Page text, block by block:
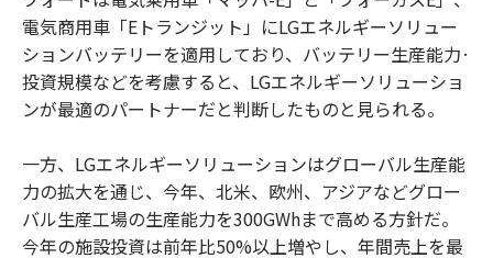
電気商用車「Eトランジット」にLGエネルギーソリュー
ションバッテリーを適用しており、バッテリー生産能力·
投資規模などを考慮すると、LGエネルギーソリューショ
ンが最適のパートナーだと判断したものと見られる。
一方、LGエネルギーソリューションはグローバル生産能
力の拡大を通じ、今年、北米、欧州、アジアなどグロー
バル生産工場の生産能力を300GWhまで高める方針だ。
今年の施設投資は前年比50%以上増やし、年間売上を最